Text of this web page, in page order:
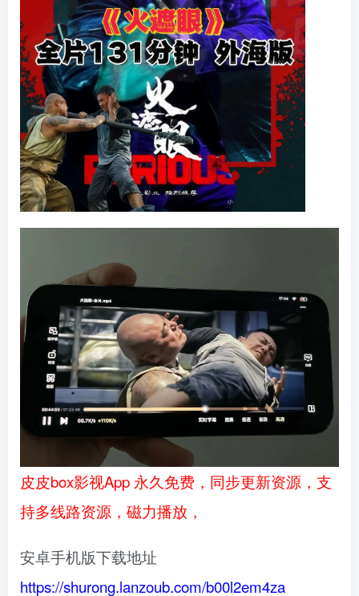
皮皮box影视App 永久免费，同步更新资源，支
持多线路资源，磁力播放，
安卓手机版下载地址
https://shurong.lanzoub.com/b00l2em4za